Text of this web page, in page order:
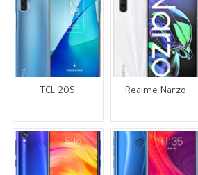
TCL 20S Realme Narzo